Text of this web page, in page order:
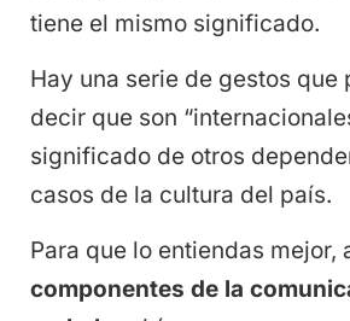
tiene el mismo significado.
Hay una serie de gestos que
decir que son
significado de otros
casos de la cultura del país.
Para que lo entiendas mejor,
componentes de la